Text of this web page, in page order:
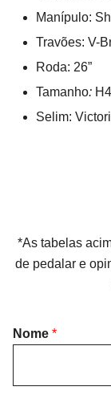
Manípulo:
Travões: V-
Roda: 26”
Tamanho:
Selim:
*As tabelas
de pedalar e
Nome *